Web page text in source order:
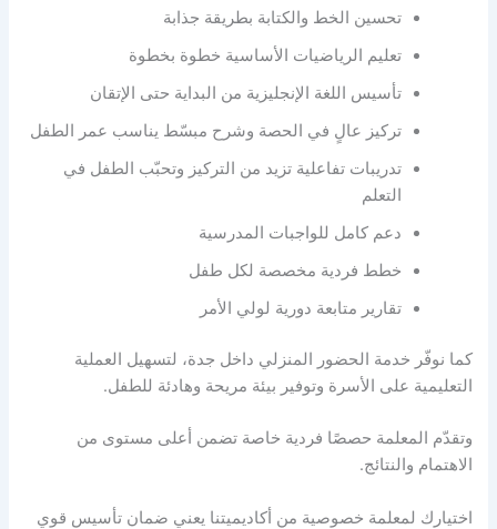
تحسين الخط والكتابة بطريقة جذابة
تعليم الرياضيات الأساسية خطوة بخطوة
تأسيس اللغة الإنجليزية من البداية حتى الإتقان
تركيز عالٍ في الحصة وشرح مبسّط يناسب عمر الطفل
تدريبات تفاعلية تزيد من التركيز وتحبّب الطفل في
التعلم
دعم كامل للواجبات المدرسية
خطط فردية مخصصة لكل طفل
تقارير متابعة دورية لولي الأمر
كما نوفّر خدمة الحضور المنزلي داخل جدة، لتسهيل العملية
التعليمية على الأسرة وتوفير بيئة مريحة وهادئة للطفل.
وتقدّم المعلمة حصصًا فردية خاصة تضمن أعلى مستوى من
الاهتمام والنتائج.
اختيارك لمعلمة خصوصية من أكاديميتنا يعني ضمان تأسيس قوي